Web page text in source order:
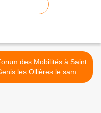
des Mobilités à Saint
les Ollières le samedi
28 Septembre 2024 >